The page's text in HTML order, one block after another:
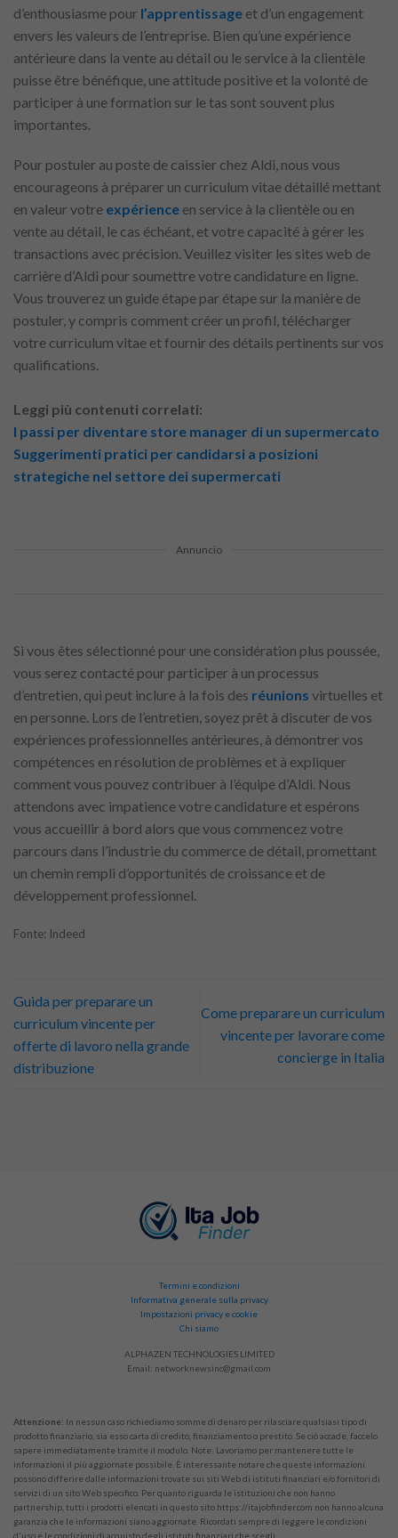
d’enthousiasme pour l’apprentissage et d’un engagement
envers les valeurs de l’entreprise. Bien qu’une expérience
antérieure dans la vente au détail ou le service à la clientèle
puisse être bénéfique, une attitude positive et la volonté de
participer à une formation sur le tas sont souvent plus
importantes.
Pour postuler au poste de caissier chez Aldi, nous vous
encourageons à préparer un curriculum vitae détaillé mettant
en valeur votre expérience en service à la clientèle ou en
vente au détail, le cas échéant, et votre capacité à gérer les
transactions avec précision. Veuillez visiter les sites web de
carrière d’Aldi pour soumettre votre candidature en ligne.
Vous trouverez un guide étape par étape sur la manière de
postuler, y compris comment créer un profil, télécharger
votre curriculum vitae et fournir des détails pertinents sur vos
qualifications.
Leggi più contenuti correlati:
I passi per diventare store manager di un supermercato
Suggerimenti pratici per candidarsi a posizioni
strategiche nel settore dei supermercati
Annuncio
Si vous êtes sélectionné pour une considération plus poussée,
vous serez contacté pour participer à un processus
d’entretien, qui peut inclure à la fois des réunions virtuelles et
en personne. Lors de l’entretien, soyez prêt à discuter de vos
expériences professionnelles antérieures, à démontrer vos
compétences en résolution de problèmes et à expliquer
comment vous pouvez contribuer à l’équipe d’Aldi. Nous
attendons avec impatience votre candidature et espérons
vous accueillir à bord alors que vous commencez votre
parcours dans l’industrie du commerce de détail, promettant
un chemin rempli d’opportunités de croissance et de
développement professionnel.
Fonte: Indeed
Guida per preparare un
curriculum vincente per
offerte di lavoro nella grande
distribuzione
Come preparare un curriculum
vincente per lavorare come
concierge in Italia
Termini e condizioni
Informativa generale sulla privacy
Impostazioni privacy e cookie
Chi siamo
ALPHAZEN TECHNOLOGIES LIMITED
Email: networknewsinc@gmail.com
Attenzione: In nessun caso richiediamo somme di denaro per rilasciare qualsiasi tipo di
prodotto finanziario, sia esso carta di credito, finanziamento o prestito. Se ciò accade, faccelo
sapere immediatamente tramite il modulo. Note: Lavoriamo per mantenere tutte le
informazioni il più aggiornate possibile. È interessante notare che queste informazioni
possono differire dalle informazioni trovate sui siti Web di istituti finanziari e/o fornitori di
servizi di un sito Web specifico. Per quanto riguarda le istituzioni che non hanno
partnership, tutti i prodotti elencati in questo sito https://itajobfinder.com non hanno alcuna
garanzia che le informazioni siano aggiornate. Ricordati sempre di leggere le condizioni
d'uso e le condizioni di acquisto degli istituti finanziari che scegli.